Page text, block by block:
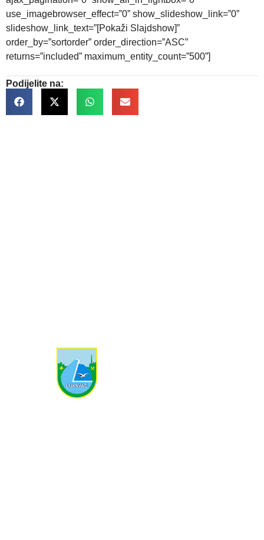
use_imagebrowser_effect=”0” show_slideshow_link=”0”
slideshow_link_text=”[Pokaži Slajdshow]”
order_by=”sortorder” order_direction=”ASC”
returns=”included” maximum_entity_count=”500”]
Podijelite na: